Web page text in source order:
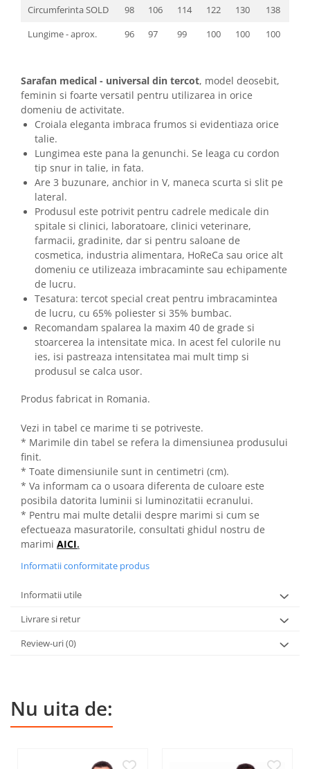
Circumferinta SOLD 98 106 114 122 130
138
Lungime - aprox.
96 97 99 100 100 100
Sarafan medical - universal din tercot, model deosebit,
feminin si foarte versatil pentru utilizarea in orice
domeniu de activitate.
Croiala eleganta imbraca frumos si evidentiaza orice
talie.
Lungimea este pana la genunchi. Se leaga cu cordon
tip snur in talie, in fata.
Are 3 buzunare, anchior in V, maneca scurta si slit pe
lateral.
Produsul este potrivit pentru cadrele medicale din
spitale si clinici, laboratoare, clinici veterinare,
farmacii, gradinite, dar si pentru saloane de
cosmetica, industria alimentara, HoReCa sau orice alt
domeniu ce utilizeaza imbracaminte sau echipamente
de lucru.
Tesatura: tercot special creat pentru imbracamintea
de lucru, cu 65% poliester si 35% bumbac.
Recomandam spalarea la maxim 40 de grade si
stoarcerea la intensitate mica. In acest fel culorile nu
ies, isi pastreaza intensitatea mai mult timp si
produsul se calca usor.
Produs fabricat in Romania.
Vezi in tabel ce marime ti se potriveste.
* Marimile din tabel se refera la dimensiunea produsului
finit.
* Toate dimensiunile sunt in centimetri (cm).
* Va informam ca o usoara diferenta de culoare este
posibila datorita luminii si luminozitatii ecranului.
* Pentru mai multe detalii despre marimi si cum se
efectueaza masuratorile, consultati ghidul nostru de
marimi AICI.
Informatii conformitate produs
Informatii utile
Livrare si retur
Review-uri(0)
Nu uita de: